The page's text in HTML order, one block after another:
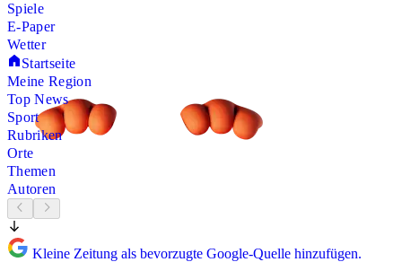
Spiele
E-Paper
Wetter
Startseite
Meine Region
Top News
Sport
Rubriken
Orte
Themen
Autoren
Kleine Zeitung als bevorzugte Google-Quelle hinzufügen.